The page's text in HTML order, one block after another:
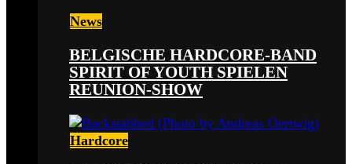
News
BELGISCHE HARDCORE-BAND
SPIRIT OF YOUTH SPIELEN
REUNION-SHOW
Hardcore